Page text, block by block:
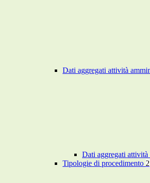
Dati aggregati attività
Dati aggregati attività
Tipologie di procedimento 2